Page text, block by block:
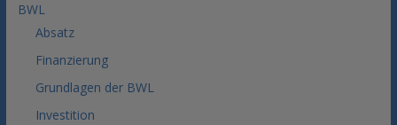
BWL
Absatz
Finanzierung
Grundlagen der BWL
Investition